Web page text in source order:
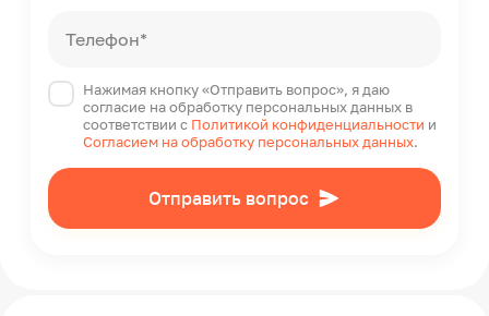
Телефон*
Нажимая кнопку «Отправить вопрос», я даю
согласие на обработку персональных данных в
соответствии с Политикой конфиденциальности и
Согласием на обработку персональных данных.
Отправить вопрос